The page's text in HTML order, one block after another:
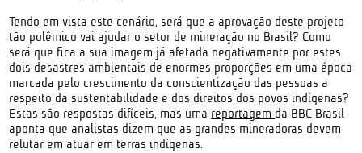
Tendo em vista este cenário, será que a aprovação deste projeto
tão polêmico vai ajudar o setor de mineração no Brasil? Como
será que fica a sua imagem já afetada negativamente por estes
dois desastres ambientais de enormes proporções em uma época
marcada pelo crescimento da conscientização das pessoas a
respeito da sustentabilidade e dos direitos dos povos indígenas?
Estas são respostas difíceis, mas uma reportagem da BBC Brasil
aponta que analistas dizem que as grandes mineradoras devem
relutar em atuar em terras indígenas.